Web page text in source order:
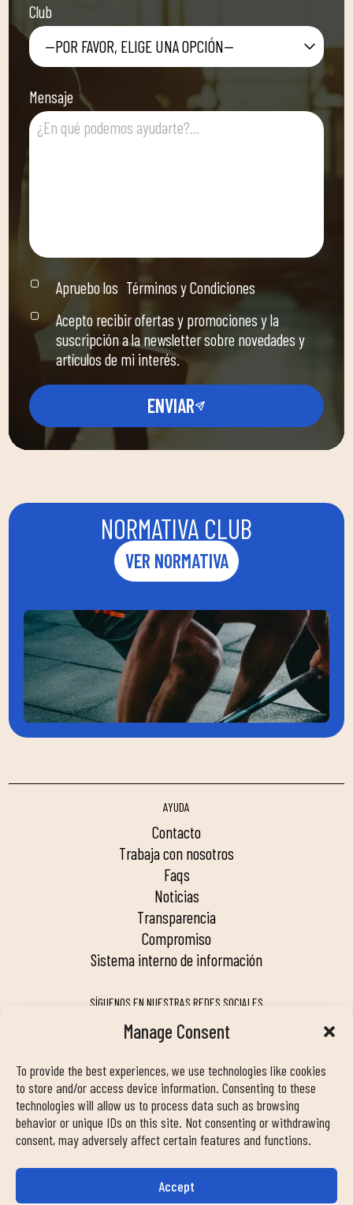
Manage Consent
To provide the best experiences, we use technologies like cookies
to store and/or access device information. Consenting to these
technologies will allow us to process data such as browsing
behavior or unique IDs on this site. Not consenting or withdrawing
consent, may adversely affect certain features and functions.
Accept
Club
—POR FAVOR, ELIGE UNA OPCIÓN—
Mensaje
Apruebo los Términos y Condiciones
Acepto recibir ofertas y promociones y la
suscripción a la newsletter sobre novedades y
artículos de mi interés.
ENVIAR
NORMATIVA CLUB
VER NORMATIVA
AYUDA
contacto
trabaja con nosotros
faqs
noticias
transparencia
compromiso
sistema interno de información
SÍGUENOS EN NUESTRAS REDES SOCIALES
MY DUIN APP
INFORMACIÓN DE CONTACTO